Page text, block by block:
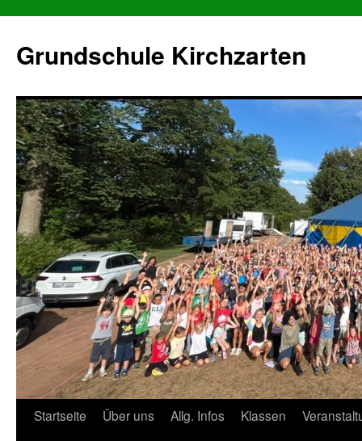
Grundschule Kirchzarten
Zum
Startseite Über uns Allg. Infos Klassen